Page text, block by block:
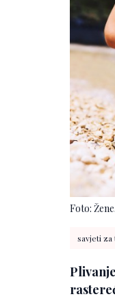
Foto:
savjeti za